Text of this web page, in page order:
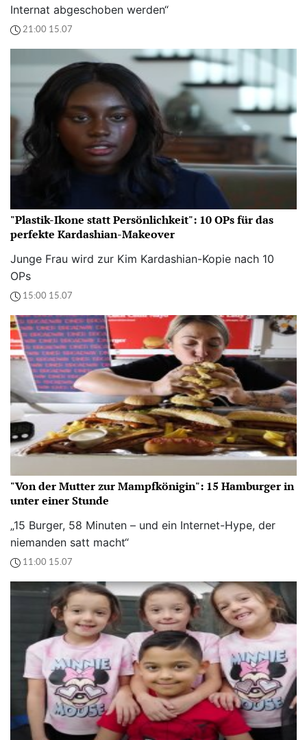
Internat abgeschoben werden“
21:00 15.07
"Plastik-Ikone statt Persönlichkeit": 10 OPs für das
perfekte Kardashian-Makeover
Junge Frau wird zur Kim Kardashian-Kopie nach 10
OPs
15:00 15.07
"Von der Mutter zur Mampfkönigin": 15 Hamburger in
unter einer Stunde
„15 Burger, 58 Minuten – und ein Internet-Hype, der
niemanden satt macht“
11:00 15.07